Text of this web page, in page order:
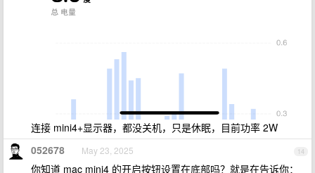
连接 mini4+显示器，都没关机，只是休眠，目前功率 2W
14
052678 May 23, 2025
你知道 mac mini4 的开启按钮设置在底部吗？就是在告诉你：